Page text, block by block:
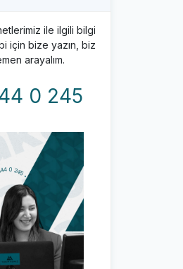
ile ilgili bilgi
için bize yazın, biz
arayalım.
0 245